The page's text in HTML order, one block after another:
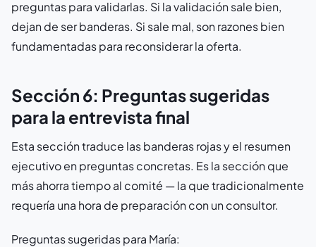
preguntas para validarlas. Si la validación sale bien,
dejan de ser banderas. Si sale mal, son razones bien
fundamentadas para reconsiderar la oferta.
Sección 6: Preguntas sugeridas
para la entrevista final
Esta sección traduce las banderas rojas y el resumen
ejecutivo en preguntas concretas. Es la sección que
más ahorra tiempo al comité — la que tradicionalmente
requería una hora de preparación con un consultor.
Preguntas sugeridas para María: